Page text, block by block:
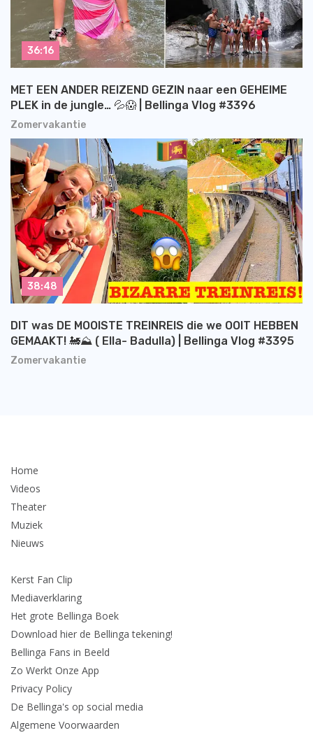
Zomervakantie
MET EEN ANDER REIZEND GEZIN naar een GEHEIME
PLEK in de jungle… 💦😱 | Bellinga Vlog #3396
36:16
Zomervakantie
DIT was DE MOOISTE TREINREIS die we OOIT HEBBEN
GEMAAKT! 🚂⛰️ ( Ella- Badulla) | Bellinga Vlog #3395
38:48
Home
Videos
Theater
Muziek
Nieuws
Kerst Fan Clip
Mediaverklaring
Het grote Bellinga Boek
Download hier de Bellinga tekening!
Bellinga Fans in Beeld
Zo Werkt Onze App
Privacy Policy
De Bellinga's op social media
Algemene Voorwaarden